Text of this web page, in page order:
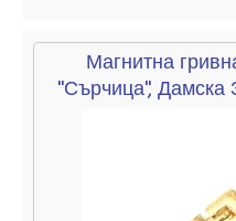
Магнитна
"Сърчица", Дамска